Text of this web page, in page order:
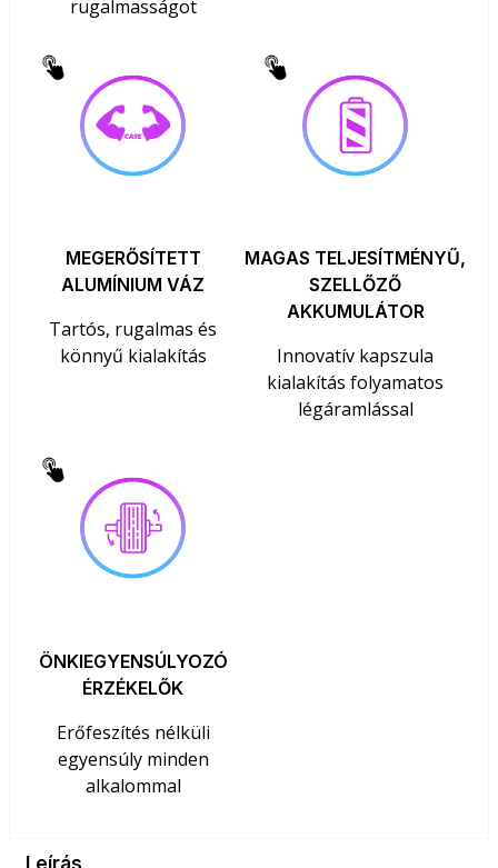
rugalmasságot
MEGERŐSÍTETT
ALUMÍNIUM VÁZ
Tartós, rugalmas és
könnyű kialakítás
MAGAS TELJESÍTMÉNYŰ,
SZELLŐZŐ
AKKUMULÁTOR
Innovatív kapszula
kialakítás folyamatos
légáramlással
ÖNKIEGYENSÚLYOZÓ
ÉRZÉKELŐK
Erőfeszítés nélküli
egyensúly minden
alkalommal
Leírás